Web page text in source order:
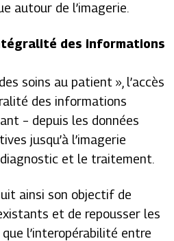
autour de l’imagerie.
des informations
soins au patient », l’accès
des informations
– depuis les données
jusqu’à l’imagerie
et le traitement.
ainsi son objectif de
et de repousser les
l’interopérabilité entre